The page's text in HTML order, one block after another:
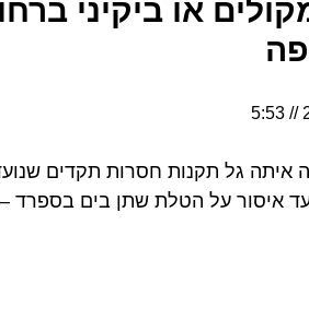
או ביקיני
גל תקנות חסרות תקדים שנועדו
על הטלת שתן בים בספרד –